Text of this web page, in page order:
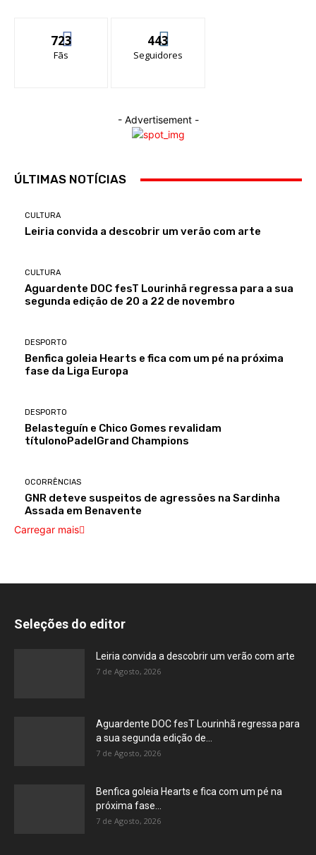
723
Fãs
443
Seguidores
- Advertisement -
ÚLTIMAS NOTÍCIAS
CULTURA
Leiria convida a descobrir um verão com arte
CULTURA
Aguardente DOC fesT Lourinhã regressa para a sua
segunda edição de 20 a 22 de novembro
DESPORTO
Benfica goleia Hearts e fica com um pé na próxima
fase da Liga Europa
DESPORTO
Belasteguín e Chico Gomes revalidam
títulonoPadelGrand Champions
OCORRÊNCIAS
GNR deteve suspeitos de agressões na Sardinha
Assada em Benavente
Carregar mais
Seleções do editor
Leiria convida a descobrir um verão com arte
7 de Agosto, 2026
Aguardente DOC fesT Lourinhã regressa para
a sua segunda edição de...
7 de Agosto, 2026
Benfica goleia Hearts e fica com um pé na
próxima fase...
7 de Agosto, 2026